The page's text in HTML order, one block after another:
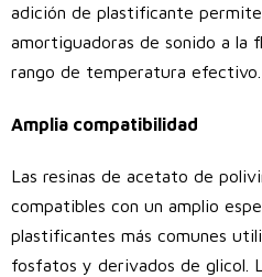
adición de plastificante permite
amortiguadoras de sonido a la
rango de temperatura efectivo.
Amplia compatibilidad
Las resinas de acetato de
compatibles con un amplio
plastificantes más comunes
fosfatos y derivados de glicol.